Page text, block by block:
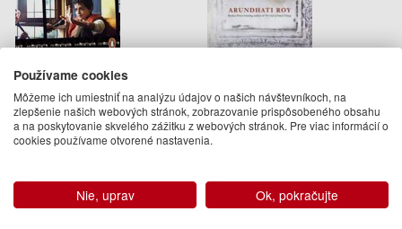
The Architecture of Modern
Empire
Arundhati Roy
14.95 €
Na sklade
Arundhati Roy
19.50 €
Používame cookies
Môžeme ich umiestniť na analýzu údajov o našich návštevníkoch, na
zlepšenie našich webových stránok, zobrazovanie prispôsobeného obsahu
a na poskytovanie skvelého zážitku z webových stránok. Pre viac informácií o
cookies používame otvorené nastavenia.
Nie, uprav Ok, pokračujte